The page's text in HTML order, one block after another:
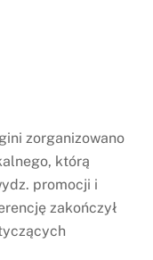
zorganizowano
którą
promocji i
zakończył